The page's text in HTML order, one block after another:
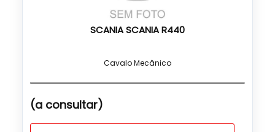
SCANIA SCANIA R440
Cavalo Mecânico
(a consultar)